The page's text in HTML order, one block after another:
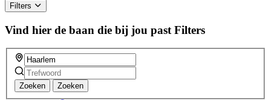
Filters
Vind hier de baan die bij jou past Filters
Zoeken Zoeken